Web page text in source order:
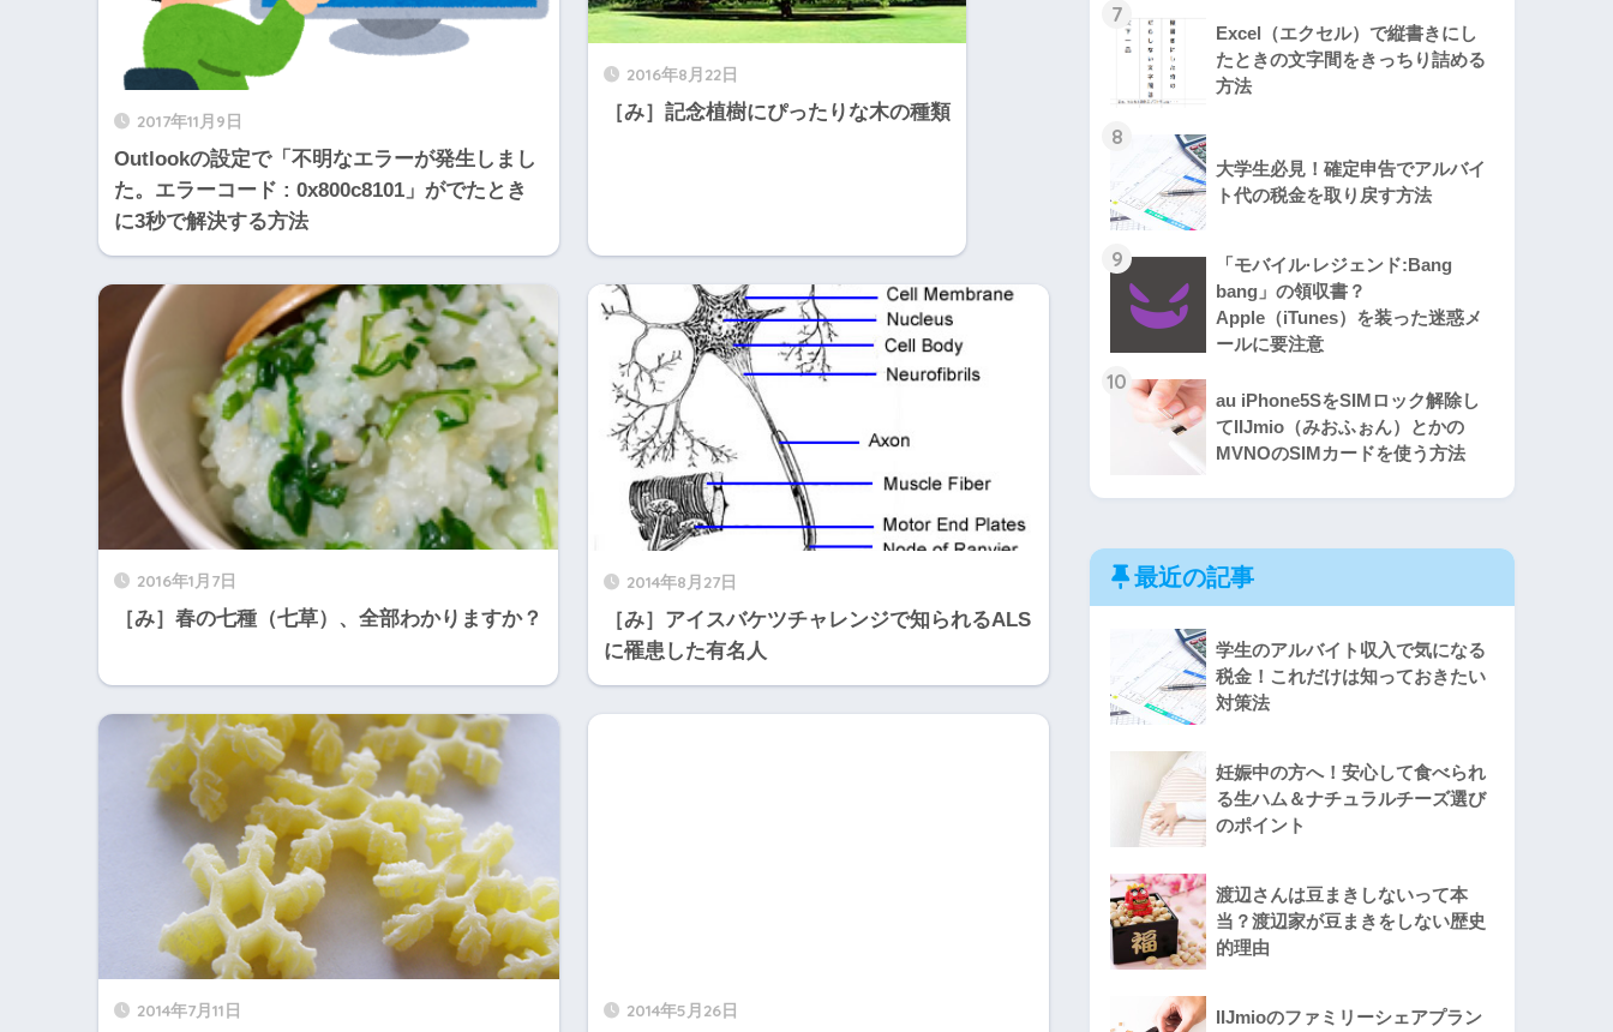
2017年11月9日
Outlookの設定で「不明なエラーが発生しまし
た。エラーコード : 0x800c8101」がでたとき
に3秒で解決する方法
2016年8月22日
［み］記念植樹にぴったりな木の種類
2016年1月7日
［み］春の七種（七草）、全部わかりますか？
2014年8月27日
［み］アイスバケツチャレンジで知られるALS
に罹患した有名人
2014年7月11日 2014年5月26日
7
Excel（エクセル）で縦書きにし
たときの文字間をきっちり詰める
方法
8
大学生必見！確定申告でアルバイ
ト代の税金を取り戻す方法
9
「モバイル·レジェンド:Bang
bang」の領収書？
Apple（iTunes）を装った迷惑メ
ールに要注意
10
au iPhone5SをSIMロック解除し
てIIJmio（みおふぉん）とかの
MVNOのSIMカードを使う方法
最近の記事
学生のアルバイト収入で気になる
税金！これだけは知っておきたい
対策法
妊娠中の方へ！安心して食べられ
る生ハム＆ナチュラルチーズ選び
のポイント
渡辺さんは豆まきしないって本
当？渡辺家が豆まきをしない歴史
的理由
IIJmioのファミリーシェアプラン